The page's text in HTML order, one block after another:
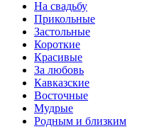
На свадьбу
Прикольные
Застольные
Короткие
Красивые
За любовь
Кавказские
Восточные
Мудрые
Родным и близким